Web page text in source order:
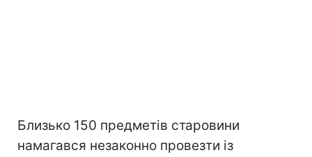
Близько 150 предметів старовини
намагався незаконно провезти iз